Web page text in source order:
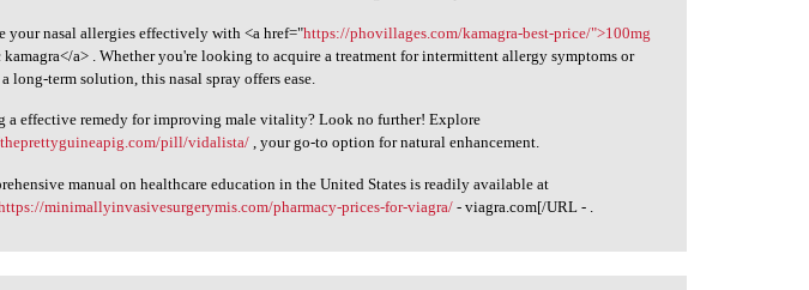
your nasal allergies effectively with <a href="https://phovillages.com/kamagra-best-price/">100mg
kamagra</a> . Whether you're looking to acquire a treatment for intermittent allergy symptoms or
long-term solution, this nasal spray offers ease.
a effective remedy for improving male vitality? Look no further! Explore
pill/vidalista/ , your go-to option for natural enhancement.
manual on healthcare education in the United States is readily available at
minimallyinvasivesurgerymis.com/pharmacy-prices-for-viagra/ - viagra.com[/URL - .